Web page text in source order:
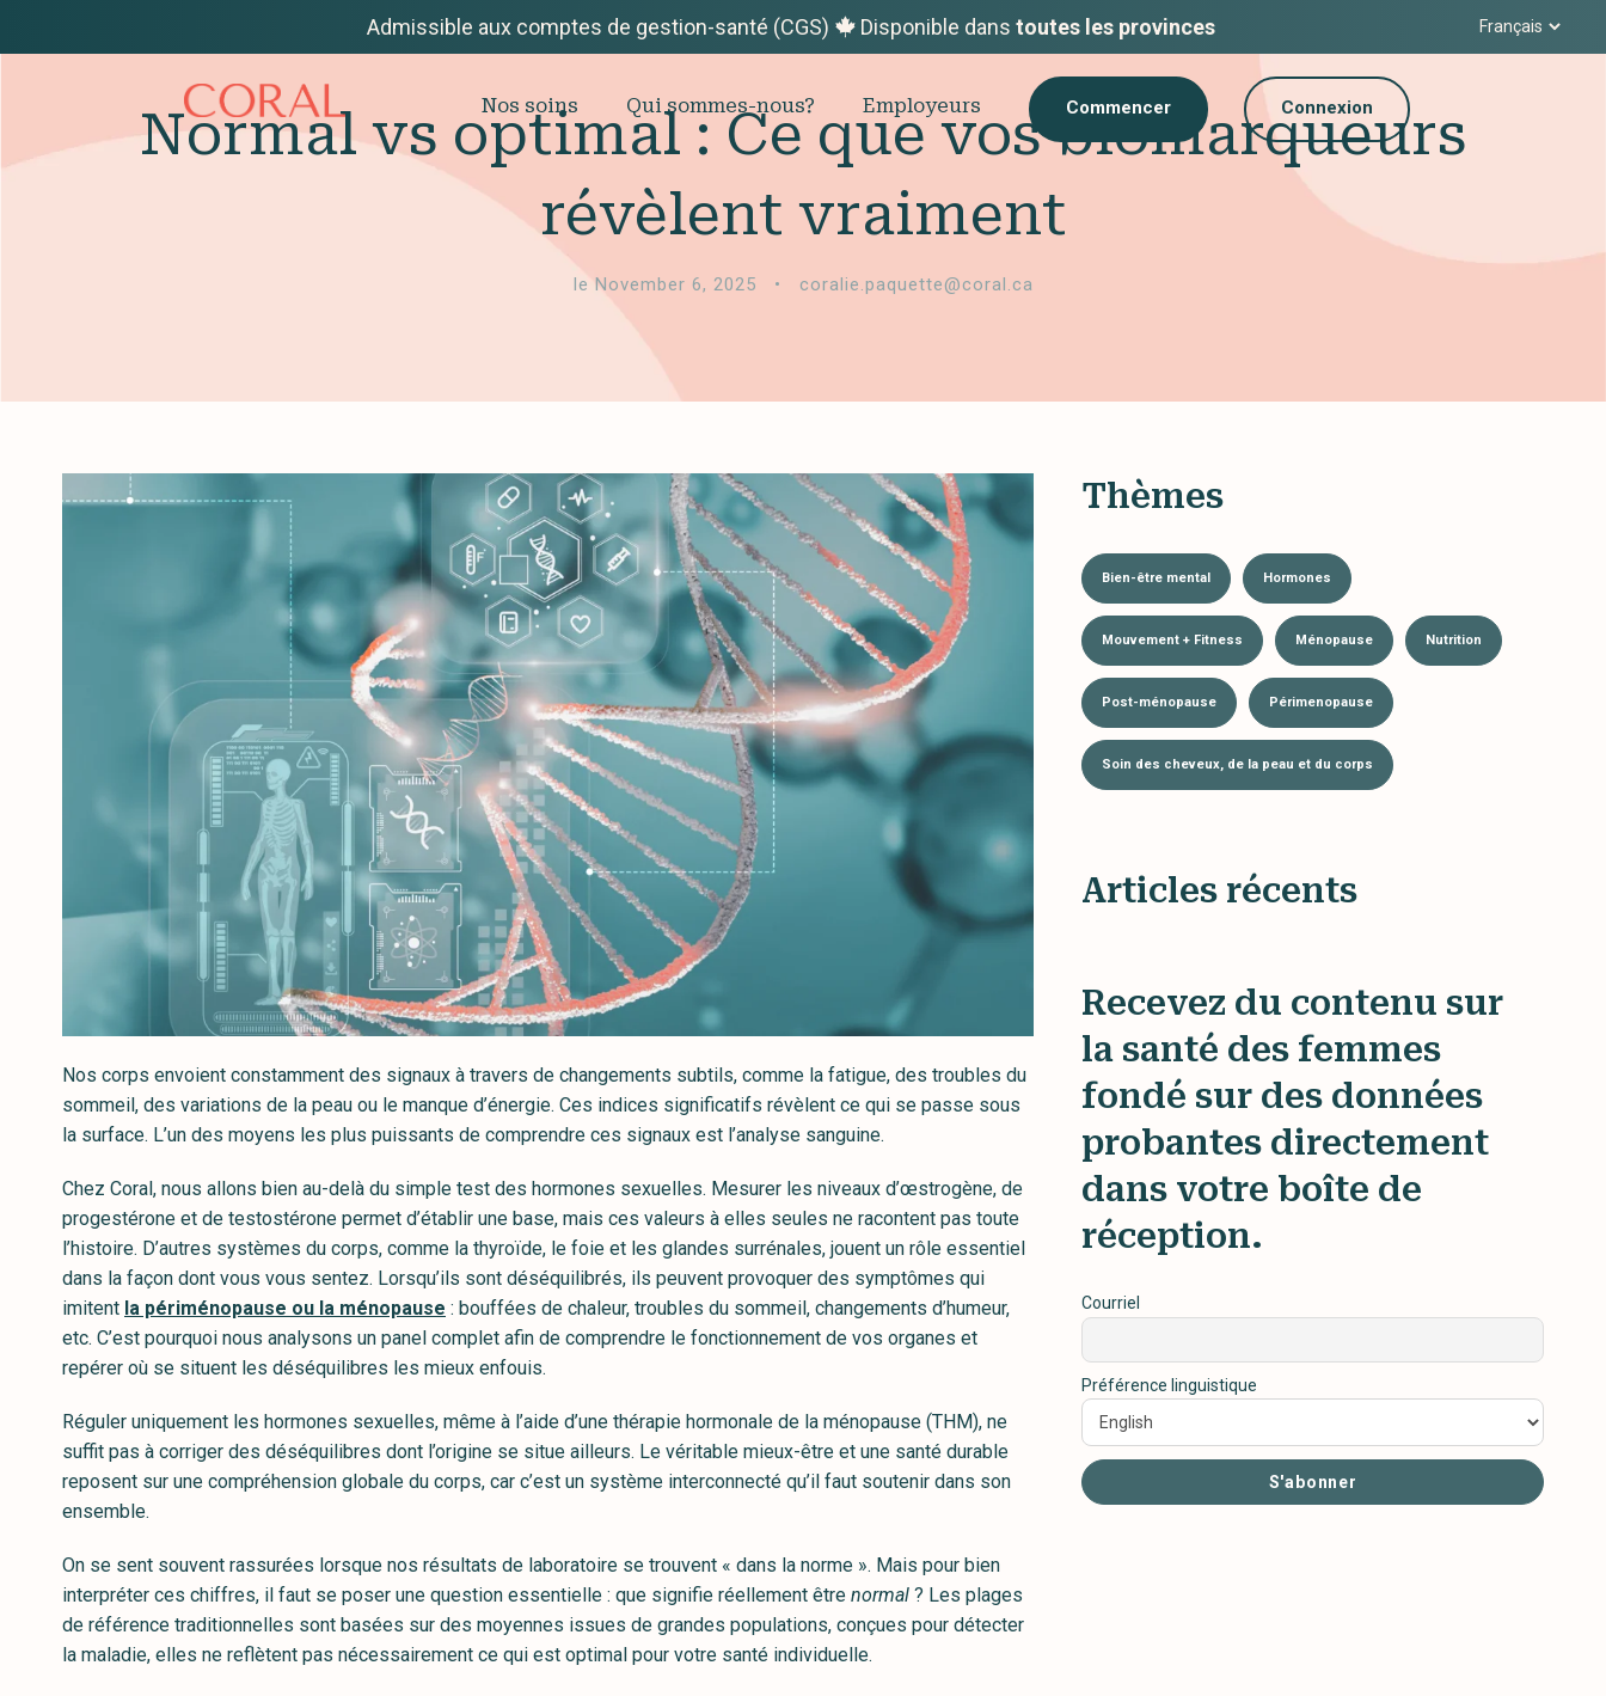
Admissible aux comptes de gestion-santé (CGS) Disponible dans toutes les provinces
Nos soins Qui sommes-nous? Employeurs Commencer Connexion
Normal vs optimal : Ce que vos biomarqueurs
révèlent vraiment
le November 6, 2025 • coralie.paquette@coral.ca
Nos corps envoient constamment des signaux à travers de changements subtils, comme la fatigue, des troubles du
sommeil, des variations de la peau ou le manque d’énergie. Ces indices significatifs révèlent ce qui se passe sous
la surface. L’un des moyens les plus puissants de comprendre ces signaux est l’analyse sanguine.
Chez Coral, nous allons bien au-delà du simple test des hormones sexuelles. Mesurer les niveaux d’œstrogène, de
progestérone et de testostérone permet d’établir une base, mais ces valeurs à elles seules ne racontent pas toute
l’histoire. D’autres systèmes du corps, comme la thyroïde, le foie et les glandes surrénales, jouent un rôle essentiel
dans la façon dont vous vous sentez. Lorsqu’ils sont déséquilibrés, ils peuvent provoquer des symptômes qui
imitent la périménopause ou la ménopause : bouffées de chaleur, troubles du sommeil, changements d’humeur,
etc. C’est pourquoi nous analysons un panel complet afin de comprendre le fonctionnement de vos organes et
repérer où se situent les déséquilibres les mieux enfouis.
Réguler uniquement les hormones sexuelles, même à l’aide d’une thérapie hormonale de la ménopause (THM), ne
suffit pas à corriger des déséquilibres dont l’origine se situe ailleurs. Le véritable mieux-être et une santé durable
reposent sur une compréhension globale du corps, car c’est un système interconnecté qu’il faut soutenir dans son
ensemble.
On se sent souvent rassurées lorsque nos résultats de laboratoire se trouvent « dans la norme ». Mais pour bien
interpréter ces chiffres, il faut se poser une question essentielle : que signifie réellement être normal ? Les plages
de référence traditionnelles sont basées sur des moyennes issues de grandes populations, conçues pour détecter
la maladie, elles ne reflètent pas nécessairement ce qui est optimal pour votre santé individuelle.
Thèmes
Bien-être mental Hormones
Mouvement + Fitness Ménopause Nutrition
Post-ménopause Périmenopause
Soin des cheveux, de la peau et du corps
Articles récents
Recevez du contenu sur
la santé des femmes
fondé sur des données
probantes directement
dans votre boîte de
réception.
Courriel
Préférence linguistique